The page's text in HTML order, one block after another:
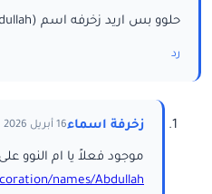
حلوو بس اريد زخرفه اسم (Abdullah) احلى بعد
رد
زخرفة اسماء16 أبريل 2026
موجود فعلاً يا ام النوو على
names/Abdullah/